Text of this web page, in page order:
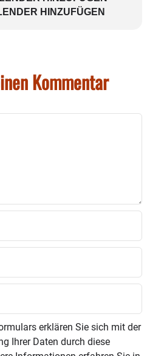
HINZUFÜGEN
Kommentar
erklären Sie sich mit der
Ihrer Daten durch diese